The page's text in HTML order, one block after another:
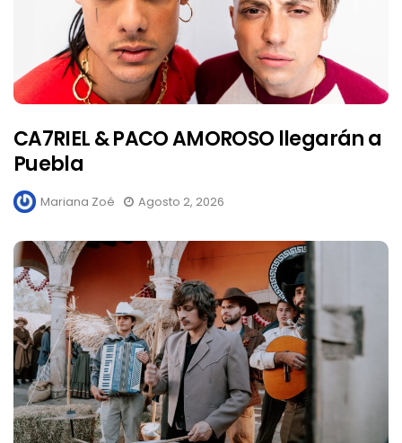
CA7RIEL & PACO AMOROSO llegarán a
Puebla
Mariana Zoé Agosto 2, 2026